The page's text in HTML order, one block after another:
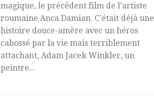
magique, le précédent film de l’artiste
roumaine Anca Damian. C’était déjà une
histoire douce-amère avec un héros
cabossé par la vie mais terriblement
attachant, Adam Jacek Winkler, un
peintre...